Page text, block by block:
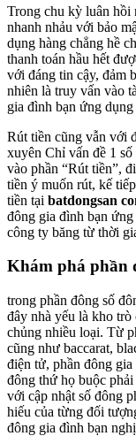
Trong chu kỳ luân hồi
nhanh nhảu với bảo
dụng hàng chẳng hề
thanh toán hầu hết
với đáng tin cậy, đảm
nhiên là truy vấn vào
gia đình bạn ứng dụng
Rút tiền cũng vẫn với
xuyên Chỉ vấn đề 1
vào phần “Rút tiền”,
tiền ý muốn rút, kế
tiền tại batdongsan
đông gia đình bạn
công ty băng từ thời
Khám phá phần
trong phần đông số
đây nhà yếu là kho
chủng nhiều loại. Từ
cũng như baccarat,
điện tử, phần đông
đông thứ họ buộc
với cập nhật số đông
hiếu của từng đối
đông gia đình bạn